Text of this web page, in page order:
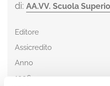
di: AA.VV. Scuola
Editore
Assicredito
Anno
1996